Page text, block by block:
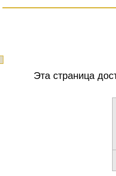
Эта страница